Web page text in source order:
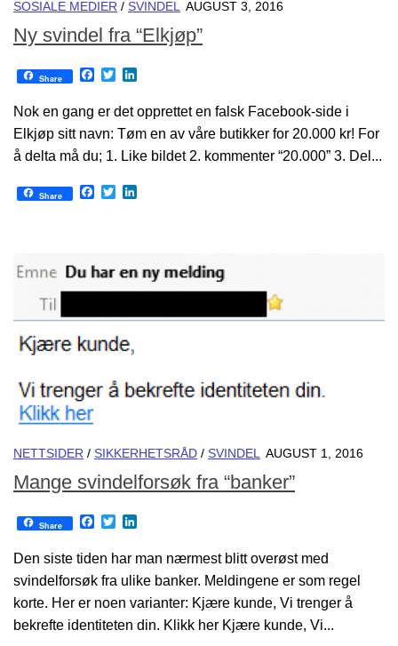
SOSIALE MEDIER / SVINDEL AUGUST 3, 2016
Ny svindel fra “Elkjøp”
Share Facebook
Twitter
Nok en gang er det opprettet en falsk Facebook-side i
Elkjøp sitt navn: Tøm en av våre butikker for 20.000 kr! For
å delta må du; 1. Like bildet 2. kommenter “20.000” 3. Del...
Share Facebook
Twitter
NETTSIDER / SIKKERHETSRÅD / SVINDEL AUGUST 1, 2016
Mange svindelforsøk fra “banker”
Share Facebook
Twitter
Den siste tiden har man nærmest blitt overøst med
svindelforsøk fra ulike banker. Meldingene er som regel
korte. Her er noen varianter: Kjære kunde, Vi trenger å
bekrefte identiteten din. Klikk her Kjære kunde, Vi...